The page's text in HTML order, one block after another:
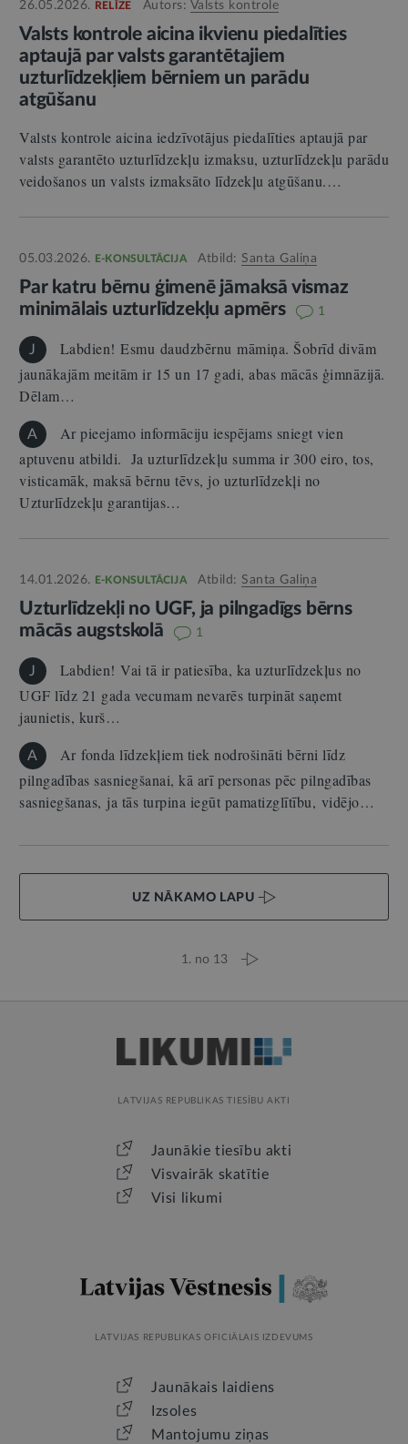
26.05.2026. RELĪZE Autors: Valsts kontrole
Valsts kontrole aicina ikvienu piedalīties
aptaujā par valsts garantētajiem
uzturlīdzekļiem bērniem un parādu
atgūšanu
Valsts kontrole aicina iedzīvotājus piedalīties aptaujā par
valsts garantēto uzturlīdzekļu izmaksu, uzturlīdzekļu parādu
veidošanos un valsts izmaksāto līdzekļu atgūšanu.…
05.03.2026. E-KONSULTĀCIJA Atbild: Santa Galiņa
Par katru bērnu ģimenē jāmaksā vismaz
minimālais uzturlīdzekļu apmērs
1
J
Labdien! Esmu daudzbērnu māmiņa. Šobrīd divām
jaunākajām meitām ir 15 un 17 gadi, abas mācās ģimnāzijā.
Dēlam…
A
Ar pieejamo informāciju iespējams sniegt vien
aptuvenu atbildi. Ja uzturlīdzekļu summa ir 300 eiro, tos,
visticamāk, maksā bērnu tēvs, jo uzturlīdzekļi no
Uzturlīdzekļu garantijas…
14.01.2026. E-KONSULTĀCIJA Atbild: Santa Galiņa
Uzturlīdzekļi no UGF, ja pilngadīgs bērns
mācās augstskolā
1
J
Labdien! Vai tā ir patiesība, ka uzturlīdzekļus no
UGF līdz 21 gada vecumam nevarēs turpināt saņemt
jaunietis, kurš…
A
Ar fonda līdzekļiem tiek nodrošināti bērni līdz
pilngadības sasniegšanai, kā arī personas pēc pilngadības
sasniegšanas, ja tās turpina iegūt pamatizglītību, vidējo…
UZ NĀKAMO LAPU
1. no 13
LATVIJAS REPUBLIKAS TIESĪBU AKTI
Jaunākie tiesību akti
Visvairāk skatītie
Visi likumi
LATVIJAS REPUBLIKAS OFICIĀLAIS IZDEVUMS
Jaunākais laidiens
Izsoles
Mantojumu ziņas